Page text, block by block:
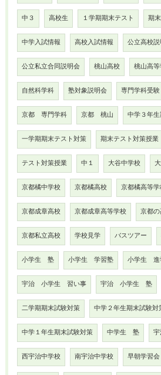
中３ 高校生 １学期期末テスト 期
中学入試情報 高校入試情報 公立高校
公立私立合同説明会 桃山高校 桃山高
自然科学科 塾対象説明会 専門学科受験
京都 専門学科 京都 桃山 中学３年
一学期期末テスト対策 期末テスト対策授業
テスト対策授業 中１ 大谷中学校
京都橘中学校 京都橘高校 京都橘高等
京都成章高校 京都成章高等学校 京都
京都私立高校 学校見学 バスツアー
小学生 塾 小学生 学習塾 小学生 進
宇治 小学生 習い事 宇治 小学生 塾
二学期期末試験対策 中学２年生期末試験対
中学１年生期末試験対策 中学生 塾
西宇治中学校 南宇治中学校 早朝学習会